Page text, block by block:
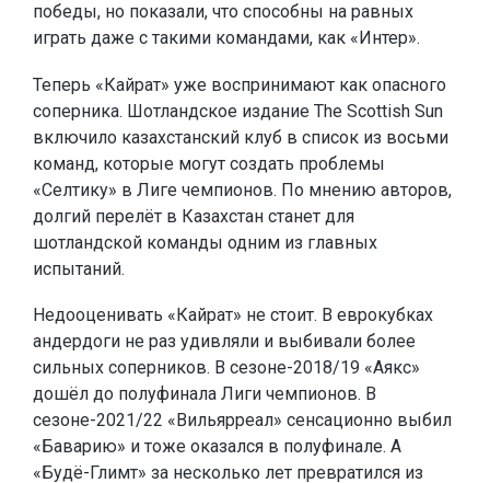
победы, но показали, что способны на равных
играть даже с такими командами, как «Интер».
Теперь «Кайрат» уже воспринимают как опасного
соперника. Шотландское издание The Scottish Sun
включило казахстанский клуб в список из восьми
команд, которые могут создать проблемы
«Селтику» в Лиге чемпионов. По мнению авторов,
долгий перелёт в Казахстан станет для
шотландской команды одним из главных
испытаний.
Недооценивать «Кайрат» не стоит. В еврокубках
андердоги не раз удивляли и выбивали более
сильных соперников. В сезоне-2018/19 «Аякс»
дошёл до полуфинала Лиги чемпионов. В
сезоне-2021/22 «Вильярреал» сенсационно выбил
«Баварию» и тоже оказался в полуфинале. А
«Будё-Глимт» за несколько лет превратился из